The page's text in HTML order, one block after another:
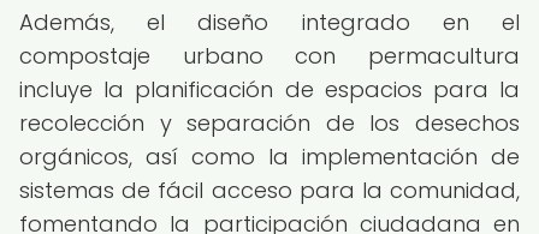
Además, el diseño integrado en el
compostaje urbano con permacultura
incluye la planificación de espacios para la
recolección y separación de los desechos
orgánicos, así como la implementación de
sistemas de fácil acceso para la comunidad,
fomentando la participación ciudadana en